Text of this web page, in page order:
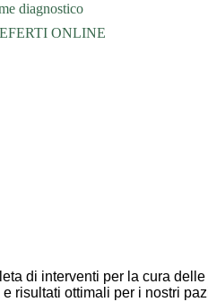
diagnostico
ONLINE
di interventi per la cura
risultati ottimali per i nostri